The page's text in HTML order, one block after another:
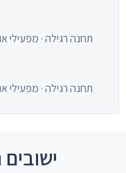
תחנה רגילה · מפעילי אוטובוסים
תחנה רגילה · מפעילי אוטובוסים